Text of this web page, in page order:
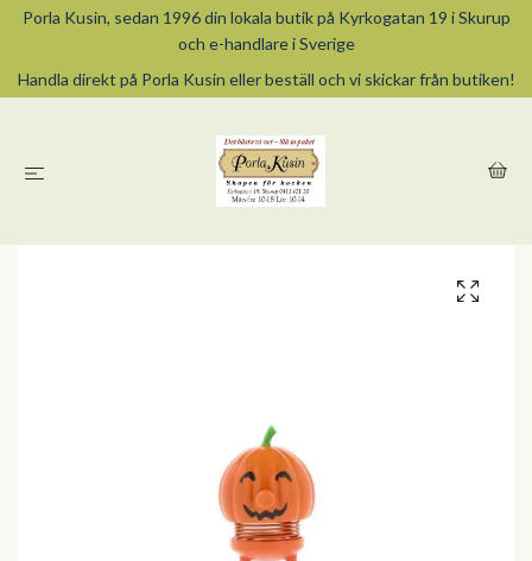
Porla Kusin, sedan 1996 din lokala butik på Kyrkogatan 19 i Skurup
och e-handlare i Sverige
Handla direkt på Porla Kusin eller beställ och vi skickar från butiken!